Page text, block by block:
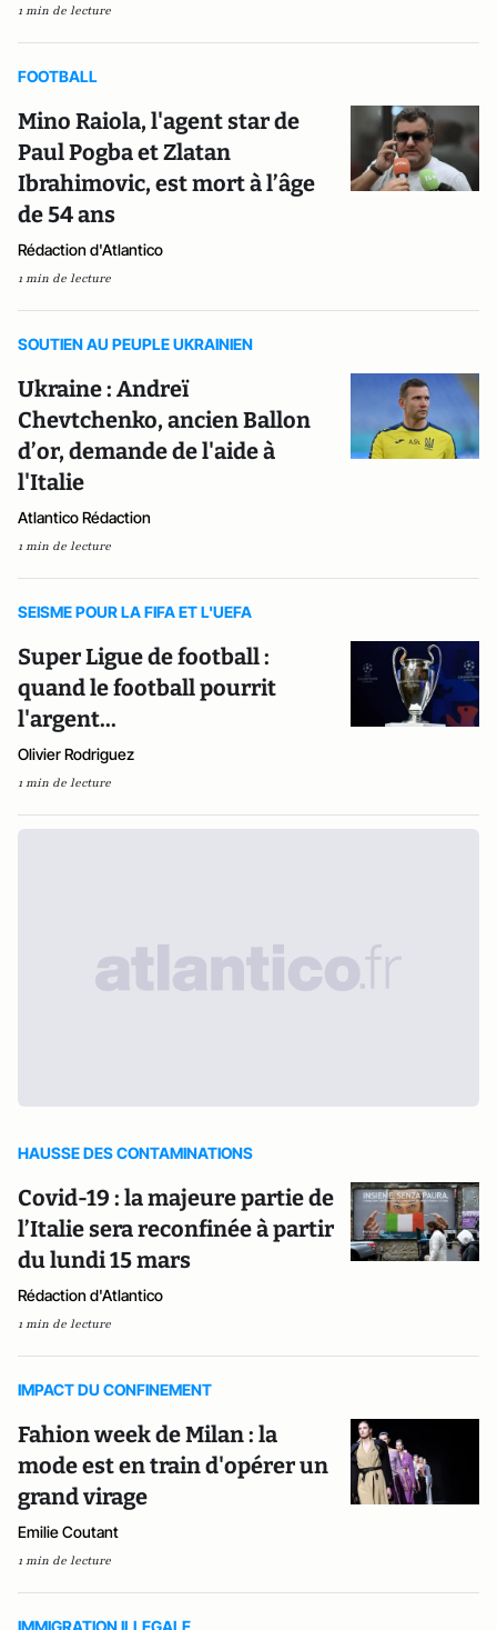
1 min de lecture
FOOTBALL
Mino Raiola, l'agent star de
Paul Pogba et Zlatan
Ibrahimovic, est mort à l’âge
de 54 ans
Rédaction d'Atlantico
1 min de lecture
SOUTIEN AU PEUPLE UKRAINIEN
Ukraine : Andreï
Chevtchenko, ancien Ballon
d’or, demande de l'aide à
l'Italie
Atlantico Rédaction
1 min de lecture
SEISME POUR LA FIFA ET L'UEFA
Super Ligue de football :
quand le football pourrit
l'argent...
Olivier Rodriguez
1 min de lecture
HAUSSE DES CONTAMINATIONS
Covid-19 : la majeure partie de
l’Italie sera reconfinée à partir
du lundi 15 mars
Rédaction d'Atlantico
1 min de lecture
IMPACT DU CONFINEMENT
Fahion week de Milan : la
mode est en train d'opérer un
grand virage
Emilie Coutant
1 min de lecture
IMMIGRATION ILLEGALE